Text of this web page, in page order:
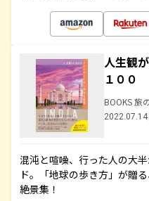
人生観
１００
BOOKS 旅
2022.07.14
混沌と喧噪、行った人の大
ド。「地球の歩き方」が贈
絶景集！